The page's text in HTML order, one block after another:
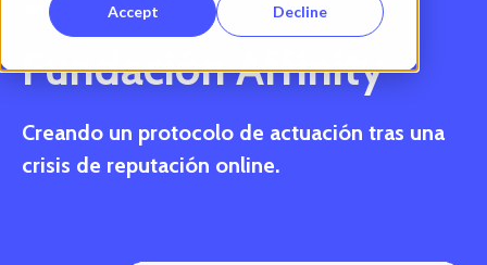
Accept Decline
Fundación Affinity
Creando un protocolo de actuación tras una
crisis de reputación online.